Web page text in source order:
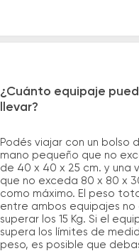
¿Cuánto equipaje
llevar?
Podés viajar con un bolso
mano pequeño que no
de 40 x 40 x 25 cm. y una
que no exceda 80 x 80 x
como máximo. El peso
entre ambos equipajes no
superar los 15 Kg. Si el
supera los límites de
peso, es posible que